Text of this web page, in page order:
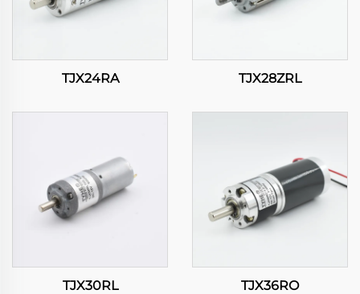
TJX24RA TJX28ZRL
TJX30RL TJX36RO